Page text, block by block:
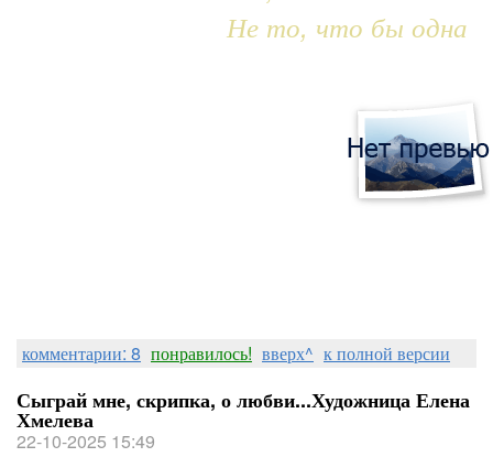
Не то, что бы одна
комментарии: 8 понравилось! вверх^ к полной версии
Сыграй мне, скрипка, о любви...Художница Елена
Хмелева
22-10-2025 15:49